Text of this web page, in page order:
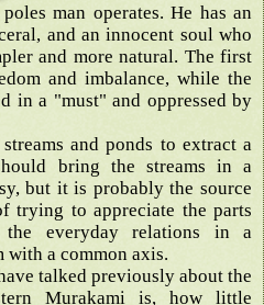
man operates. He has an
and an innocent soul who
and more natural. The first
and imbalance, while the
in a "must" and oppressed by
and ponds to extract a
bring the streams in a
but it is probably the source
trying to appreciate the parts
everyday relations in a
with a common axis.
talked previously about the
Murakami is, how little